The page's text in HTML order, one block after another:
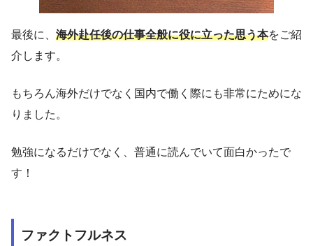
最後に、 海外赴任後の仕事全般に役に立った思う本をご紹
介します。
もちろん海外だけでなく国内で働く際にも非常にためにな
りました。
勉強になるだけでなく、普通に読んでいて面白かったで
す！
ファクトフルネス